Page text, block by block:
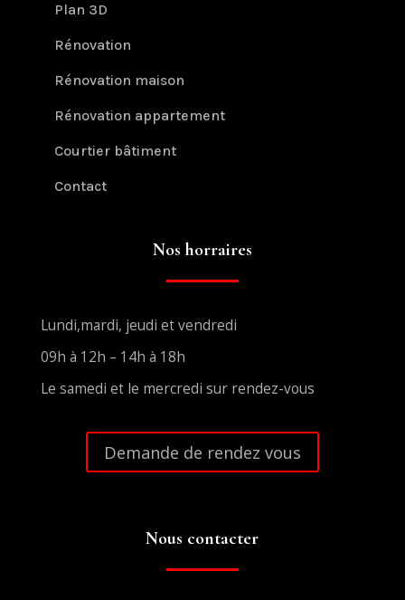
Plan 3D
Rénovation
Rénovation maison
Rénovation appartement
Courtier bâtiment
Contact
Nos horraires
Lundi,mardi, jeudi et vendredi
09h à 12h – 14h à 18h
Le samedi et le mercredi sur rendez-vous
Demande de rendez vous
Nous contacter